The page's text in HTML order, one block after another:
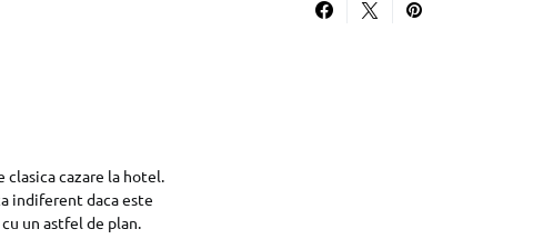
cazare la hotel.
indiferent daca este
un astfel de plan.